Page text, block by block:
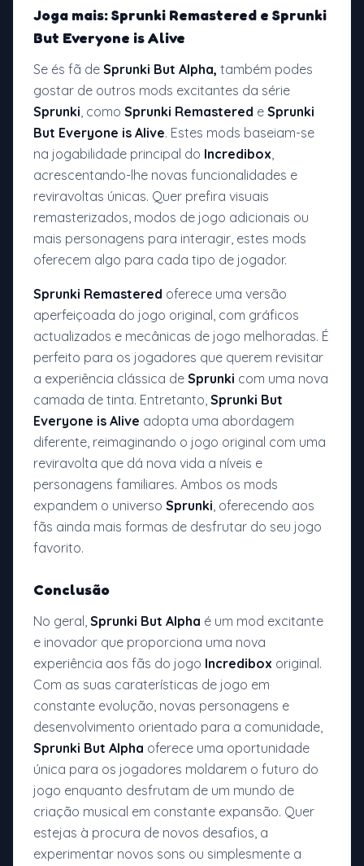
Joga mais: Sprunki Remastered e Sprunki
But Everyone is Alive
Se és fã de Sprunki But Alpha, também podes
gostar de outros mods excitantes da série
Sprunki, como Sprunki Remastered e Sprunki
But Everyone is Alive. Estes mods baseiam-se
na jogabilidade principal do Incredibox,
acrescentando-lhe novas funcionalidades e
reviravoltas únicas. Quer prefira visuais
remasterizados, modos de jogo adicionais ou
mais personagens para interagir, estes mods
oferecem algo para cada tipo de jogador.
Sprunki Remastered oferece uma versão
aperfeiçoada do jogo original, com gráficos
actualizados e mecânicas de jogo melhoradas. É
perfeito para os jogadores que querem revisitar
a experiência clássica de Sprunki com uma nova
camada de tinta. Entretanto, Sprunki But
Everyone is Alive adopta uma abordagem
diferente, reimaginando o jogo original com uma
reviravolta que dá nova vida a níveis e
personagens familiares. Ambos os mods
expandem o universo Sprunki, oferecendo aos
fãs ainda mais formas de desfrutar do seu jogo
favorito.
Conclusão
No geral, Sprunki But Alpha é um mod excitante
e inovador que proporciona uma nova
experiência aos fãs do jogo Incredibox original.
Com as suas caraterísticas de jogo em
constante evolução, novas personagens e
desenvolvimento orientado para a comunidade,
Sprunki But Alpha oferece uma oportunidade
única para os jogadores moldarem o futuro do
jogo enquanto desfrutam de um mundo de
criação musical em constante expansão. Quer
estejas à procura de novos desafios, a
experimentar novos sons ou simplesmente a